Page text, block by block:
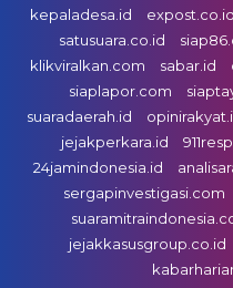
kepaladesa.id
expost.co.id
satusuara.co.id
klikviralkan.com
sabar.id
siaplapor.com
suaradaerah.id
jejakperkara.id
24jamindonesia.id
sergapinvestigasi.com
jejakkasusgroup.co.id